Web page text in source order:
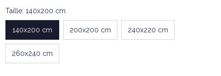
Taille: 140x200 cm
140x200 cm 200x200 cm 240x220 cm
260x240 cm